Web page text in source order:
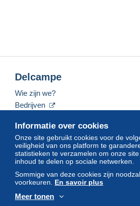
Informatie over cookies
Onze site gebruikt cookies voor de
veiligheid van ons platform te
statistieken te verzamelen om onze
inhoud te delen op sociale netwerken.
Sommige van deze cookies zijn
voorkeuren. En savoir plus
Meer tonen
Delcampe
Wie zijn we?
Bedrijven
Neem contact met ons op
© Delcampe International srl. Alle